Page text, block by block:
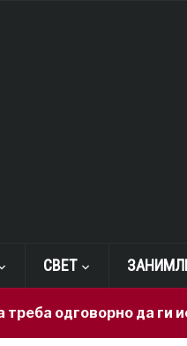
СВЕТ
да ги